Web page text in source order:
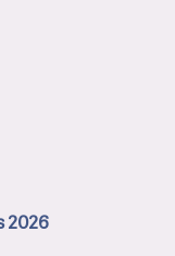
2026